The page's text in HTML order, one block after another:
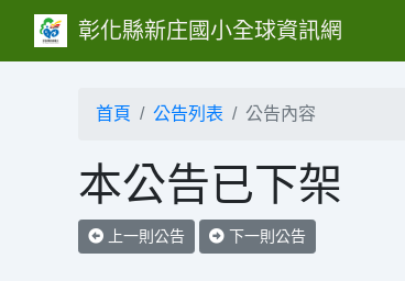
彰化縣新庄國小全球資訊網
首頁 公告列表 公告內容
本公告已下架
上一則公告 下一則公告